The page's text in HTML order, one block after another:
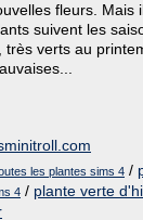
fleurs. Mais
suivent les
très verts au
les plantes sims 4 /
4 / plante verte